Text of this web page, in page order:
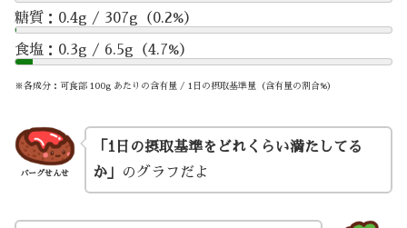
糖質：0.4g / 307g（0.2%）
食塩：0.3g / 6.5g（4.7%）
※各成分：可食部 100g あたりの含有量 / 1日の摂取基準量（含有量の割合%）
バーグせんせ
「1日の摂取基準をどれくらい満たしてる
か」
のグラフだよ